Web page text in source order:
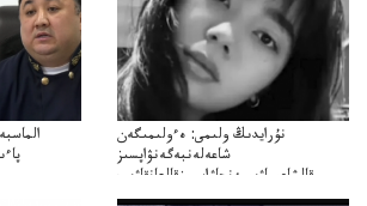
نۇرايدىڭ ولىمى: ەءولىمىگەن
شاعەلەنبەگەنۋاپسىز
قالشاعىماۋىپمەنجاۋاپسىزقالعانقاۋىپ